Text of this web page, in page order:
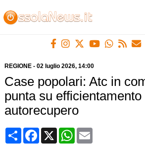
REGIONE- 02 luglio 2026, 14:00
Case popolari: Atc in
punta su
autorecupero
CondividiFacebook
X WhatsApp
Email